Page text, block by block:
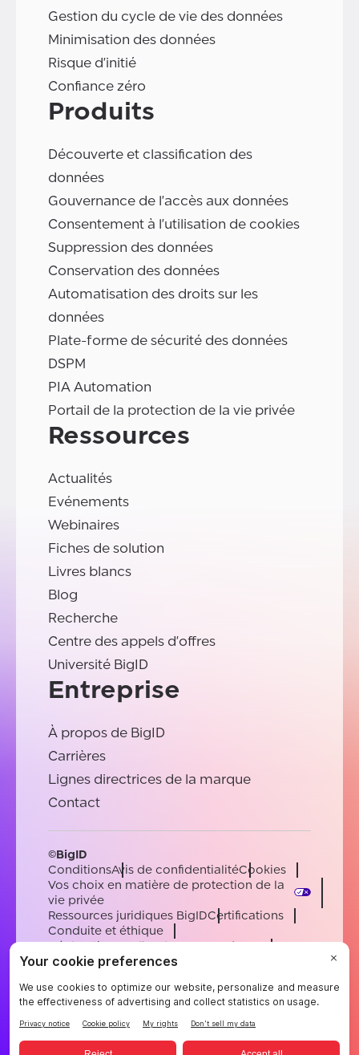
Gestion du cycle de vie des données
Minimisation des données
Risque d'initié
Confiance zéro
Produits
Découverte et classification des
données
Gouvernance de l'accès aux données
Consentement à l'utilisation de cookies
Suppression des données
Conservation des données
Automatisation des droits sur les
données
Plate-forme de sécurité des données
DSPM
PIA Automation
Portail de la protection de la vie privée
Ressources
Actualités
Evénements
Webinaires
Fiches de solution
Livres blancs
Blog
Recherche
Centre des appels d'offres
Université BigID
Entreprise
À propos de BigID
Carrières
Lignes directrices de la marque
Contact
©BigID
ConditionsAvis de confidentialitéCookies
Vos choix en matière de protection de la
vie privée
Ressources juridiques BigIDCertifications
Conduite et éthique
Déclaration sur l'esclavage moderne
Sous-processeursSoutien
EnglishGermanFrenchSpanishPortuguese